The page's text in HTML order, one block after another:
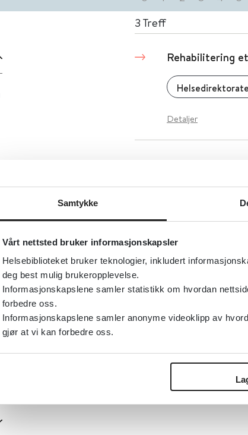
Samtykke
Vårt nettsted bruker informasjonskapsler
Helsebiblioteket bruker teknologier, inkludert
deg best mulig brukeropplevelse.
Informasjonskapslene samler statistikk om hvordan
forbedre oss.
Informasjonskapslene samler anonyme videoklipp av
gjør at vi kan forbedre oss.
3 Treff
Rehabilitering
Detaljer
Riktlinjer för
Sahlgrenska
Detaljer
Robotassistert